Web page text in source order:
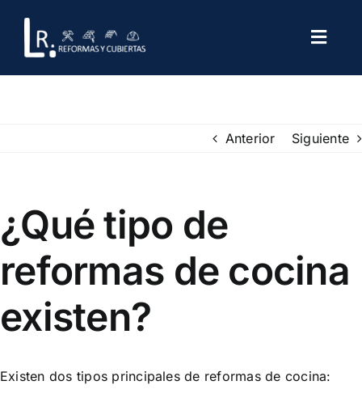
contenido
Blog
Contáctenos
Anterior Siguiente
¿Qué tipo de
reformas de cocina
existen?
Existen dos tipos principales de reformas de cocina: